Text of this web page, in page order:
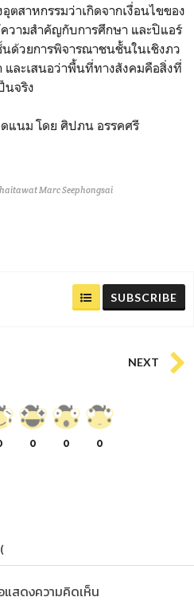
สาหกรรมว่าเกิดจากเงื่อนไขของ
วามสำคัญกับการศึกษา และปิแอร์
ด้วยการพิจารณาชนชั้นในเชิงภว
ละเสนอว่าพื้นที่ทางสังคมคือสิ่งที่
นจริง
นม โดย ศิปภน อรรคศรี
Marc Seephongsai
SUBSCRIBE
NEXT
0 0 0
(
แสดงความคิดเห็น